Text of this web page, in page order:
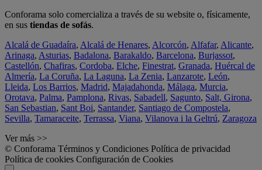
Conforama solo comercializa a través de su website o, físicamente,
en sus tiendas de sofás.
Alcalá de Guadaíra, Alcalá de Henares, Alcorcón, Alfafar, Alicante,
Arinaga, Asturias, Badalona, Barakaldo, Barcelona, Burjassot,
Castellón, Chafiras, Cordoba, Elche, Finestrat, Granada, Huércal de
Almería, La Coruña, La Laguna, La Zenia, Lanzarote, León,
Lleida, Los Barrios, Madrid, Majadahonda, Málaga, Murcia,
Orotava, Palma, Pamplona, Rivas, Sabadell, Sagunto, Salt, Girona,
San Sebastian, Sant Boi, Santander, Santiago de Compostela,
Sevilla, Tamaraceite, Terrassa, Viana, Vilanova i la Geltrú, Zaragoza
Ver más >>
© Conforama Términos y Condiciones Política de privacidad
Política de cookies Configuración de Cookies